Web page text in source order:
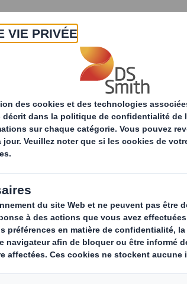
A propos Produits & Services
formulaire